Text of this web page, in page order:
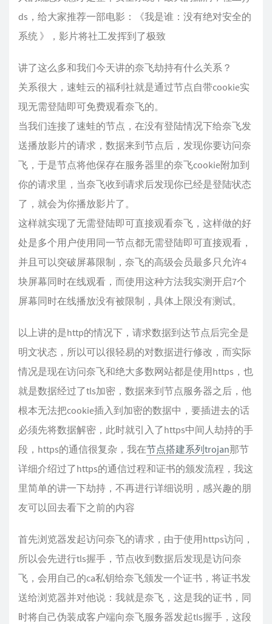
        "outboundTag": "netflix_proxy",
        "domain": [
          "geosite:netflix"
      },
      {
          "api"
        ],
        "outboundTag": "api",
        "type": "field"
      {
        "ip": [
          "geoip:private"
        ],
        "type": "field"
      },
      {
        "protocol": [
          "bittorrent"
        ],
      }
    ]
  },
  "stats": {}
ds，给大家推荐一部电影：《我是谁：没有绝对安全的
系统 》，影片将社工发挥到了极致
讲了这么多和我们今天讲的奈飞劫持有什么关系？
关系很大，速蛙云的福利社就是通过节点自带cookie实
现无需登陆即可免费观看奈飞的。
当我们连接了速蛙的节点，在没有登陆情况下给奈飞发
送播放影片的请求，数据来到节点后，发现你要访问奈
飞，于是节点将他保存在服务器里的奈飞cookie附加到
你的请求里，当奈飞收到请求后发现你已经是登陆状态
了，就会为你播放影片了。
这样就实现了无需登陆即可直接观看奈飞，这样做的好
处是多个用户使用同一节点都无需登陆即可直接观看，
并且可以突破屏幕限制，奈飞的高级会员最多只允许4
块屏幕同时在线观看，而使用这种方法我实测开启7个
屏幕同时在线播放没有被限制，具体上限没有测试。
以上讲的是http的情况下，请求数据到达节点后完全是
明文状态，所以可以很轻易的对数据进行修改，而实际
情况是现在访问奈飞和绝大多数网站都是使用https，也
就是数据经过了tls加密，数据来到节点服务器之后，他
根本无法把cookie插入到加密的数据中，要插进去的话
必须先将数据解密，此时就引入了https中间人劫持的手
段，https的通信很复杂，我在节点搭建系列trojan那节
详细介绍过了https的通信过程和证书的颁发流程，我这
里简单的讲一下劫持，不再进行详细说明，感兴趣的朋
友可以回去看下之前的内容
首先浏览器发起访问奈飞的请求，由于使用https访问，
所以会先进行tls握手，节点收到数据后发现是访问奈
飞，会用自己的ca私钥给奈飞颁发一个证书，将证书发
送给浏览器并对他说：我就是奈飞，这是我的证书，同
时将自己伪装成客户端向奈飞服务器发起tls握手，这段